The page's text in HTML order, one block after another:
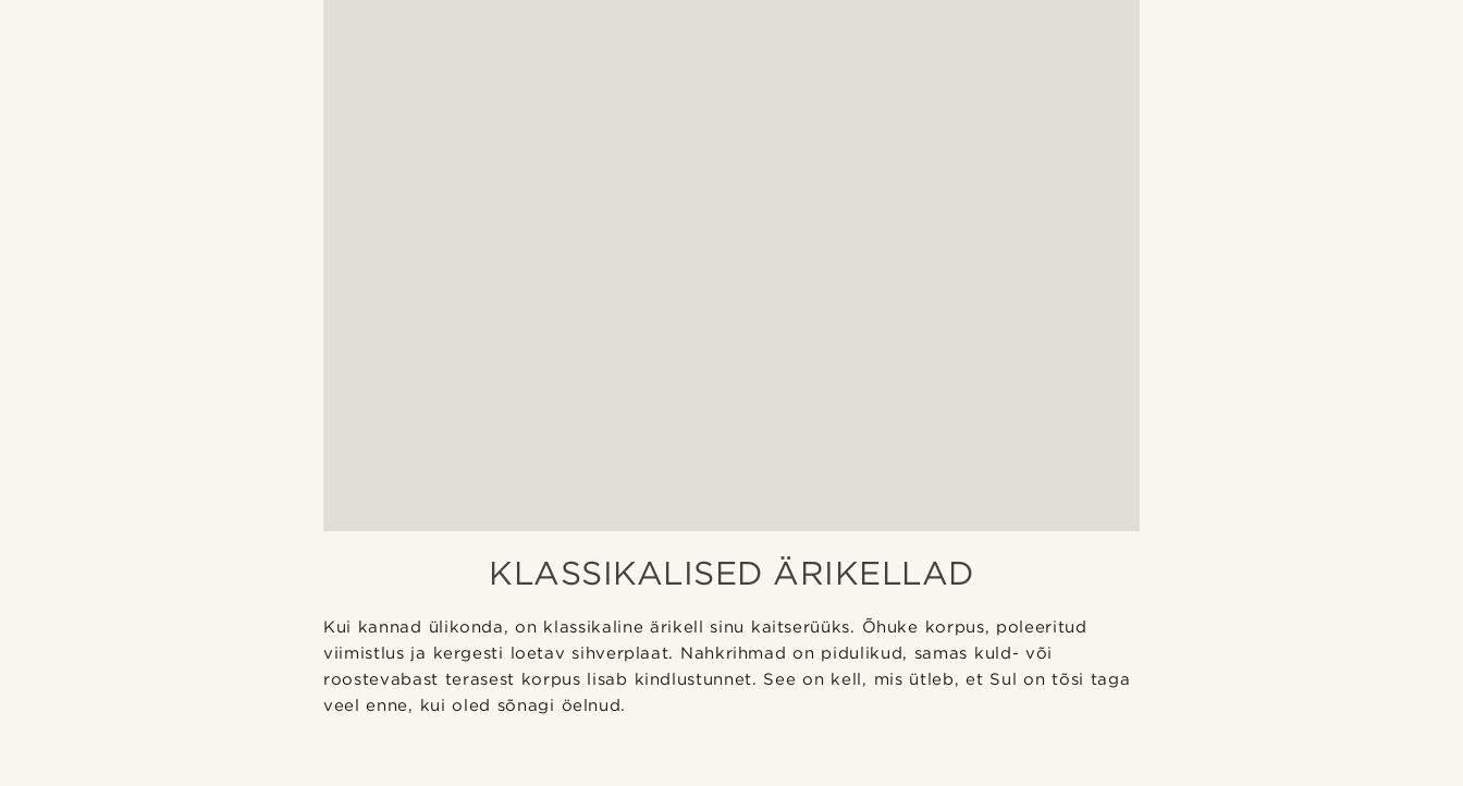
KLASSIKALISED ÄRIKELLAD
Kui kannad ülikonda, on klassikaline ärikell sinu kaitserüüks. Õhuke korpus, poleeritud
viimistlus ja kergesti loetav sihverplaat. Nahkrihmad on pidulikud, samas kuld- või
roostevabast terasest korpus lisab kindlustunnet. See on kell, mis ütleb, et Sul on tõsi taga
veel enne, kui oled sõnagi öelnud.